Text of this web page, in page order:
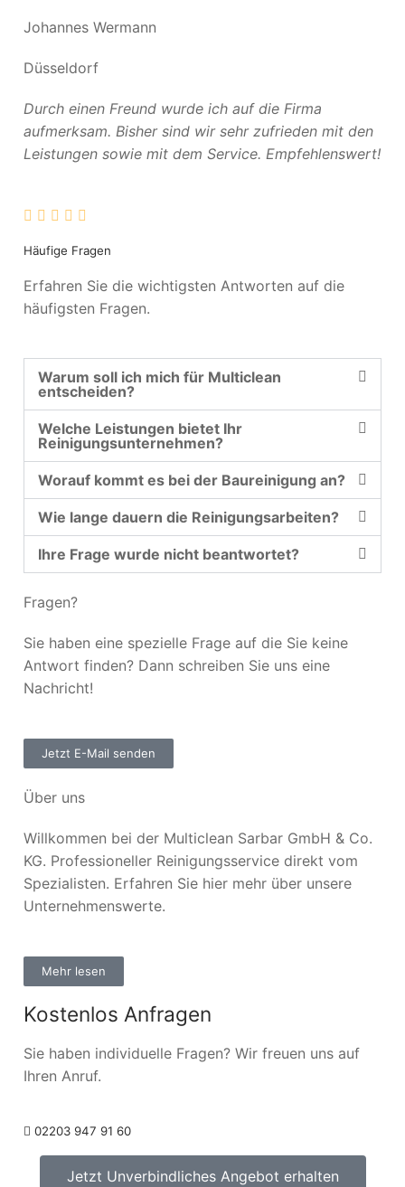
Johannes Wermann
Düsseldorf
Durch einen Freund wurde ich auf die Firma
aufmerksam. Bisher sind wir sehr zufrieden mit den
Leistungen sowie mit dem Service. Empfehlenswert!
Häufige Fragen
Erfahren Sie die wichtigsten Antworten auf die
häufigsten Fragen.
Warum soll ich mich für Multiclean
entscheiden?
Welche Leistungen bietet Ihr
Reinigungsunternehmen?
Worauf kommt es bei der Baureinigung an?
Wie lange dauern die Reinigungsarbeiten?
Ihre Frage wurde nicht beantwortet?
Fragen?
Sie haben eine spezielle Frage auf die Sie keine
Antwort finden? Dann schreiben Sie uns eine
Nachricht!
Jetzt E-Mail senden
Über uns
Willkommen bei der Multiclean Sarbar GmbH & Co.
KG. Professioneller Reinigungsservice direkt vom
Spezialisten. Erfahren Sie hier mehr über unsere
Unternehmenswerte.
Mehr lesen
Kostenlos Anfragen
Sie haben individuelle Fragen? Wir freuen uns auf
Ihren Anruf.
02203 947 91 60
Jetzt Unverbindliches Angebot erhalten